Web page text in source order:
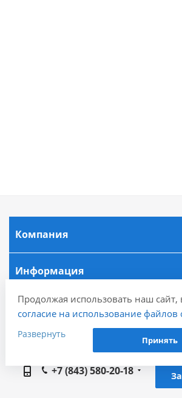
Компания
Информация
Города
Наши контакты
+7 (843) 580-20-18
Продолжая использовать наш сайт,
согласие на использование файлов
пользовательских данных (включая
сведения о местоположении,
проведения статистических
Развернуть
Принять